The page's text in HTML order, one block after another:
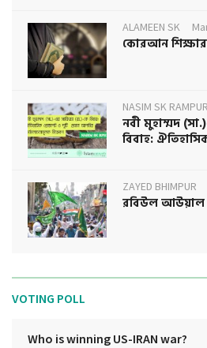
ALAMEEN SK
কোরআন
NASIM SK
নবী মুহাম্মদ
বিবাহ:
ZAYED BHIMPUR
রবিউল আউয়াল
VOTING POLL
Who is winning US-IRAN war?